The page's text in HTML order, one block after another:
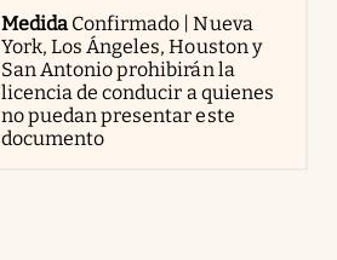
Medida Confirmado | Nueva
York, Los Ángeles, Houston y
San Antonio prohibirán la
licencia de conducir a quienes
no puedan presentar este
documento